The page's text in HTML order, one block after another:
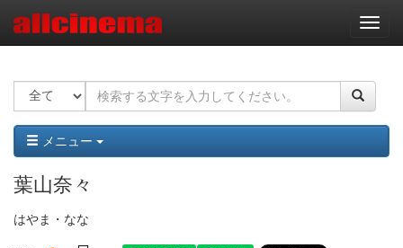
ナ
ビ
ー
ョ
ン
メニュー
葉山奈々
はやま・なな